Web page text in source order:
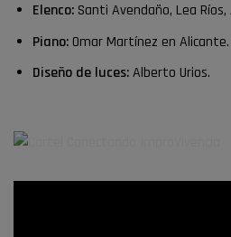
Elenco:Santi Avendaño, Lea
Piano:Omar Martínez en Alicante.
Diseño de luces:Alberto Urios.